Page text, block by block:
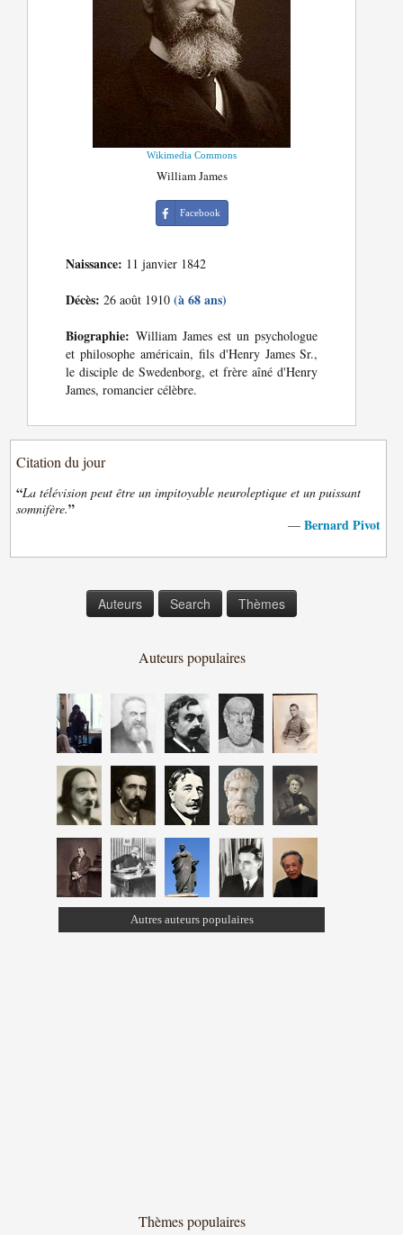
Wikimedia Commons
William James
Facebook
Naissance: 11 janvier 1842
Décès: 26 août 1910(à 68 ans)
Biographie: William James est un psychologue
et philosophe américain, fils d'Henry James Sr.,
le disciple de Swedenborg, et frère aîné d'Henry
James, romancier célèbre.
Citation du jour
“La télévision peut être un impitoyable neuroleptique et un puissant
somnifère.”
— Bernard Pivot
Auteurs Search Thèmes
Auteurs populaires
Autres auteurs populaires
Thèmes populaires